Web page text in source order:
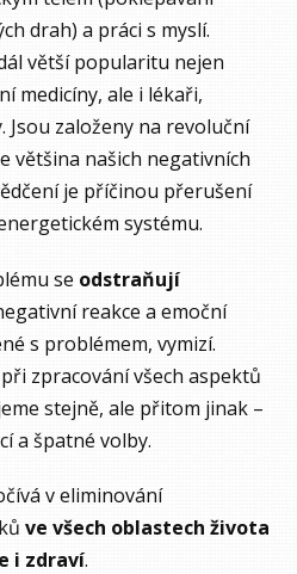
drah) a práci s myslí.
větší popularitu nejen
medicíny, ale i lékaři,
Jsou založeny na revoluční
většina našich negativních
je příčinou přerušení
systému.
se odstraňují
reakce a emoční
s problémem, vymizí.
zpracování všech aspektů
stejně, ale přitom jinak –
a špatné volby.
v eliminování
ve všech oblastech života
i zdraví.